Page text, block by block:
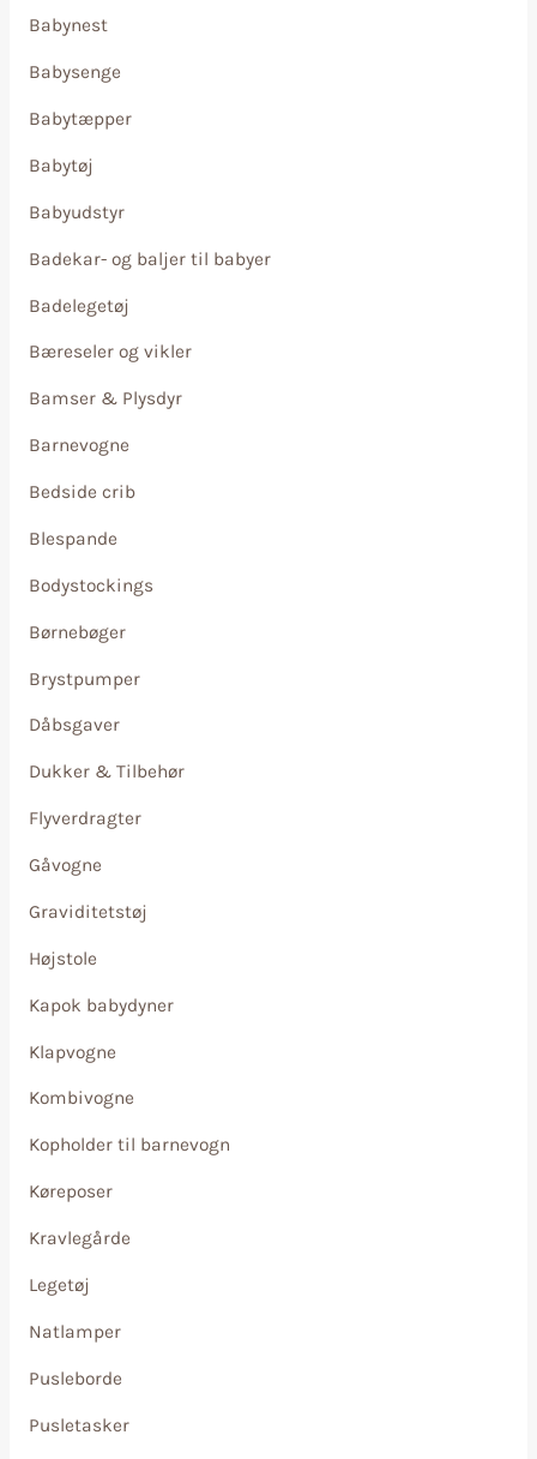
Babynest
Babysenge
Babytæpper
Babytøj
Babyudstyr
Badekar- og baljer til babyer
Badelegetøj
Bæreseler og vikler
Bamser & Plysdyr
Barnevogne
Bedside crib
Blespande
Bodystockings
Børnebøger
Brystpumper
Dåbsgaver
Dukker & Tilbehør
Flyverdragter
Gåvogne
Graviditetstøj
Højstole
Kapok babydyner
Klapvogne
Kombivogne
Kopholder til barnevogn
Køreposer
Kravlegårde
Legetøj
Natlamper
Pusleborde
Pusletasker